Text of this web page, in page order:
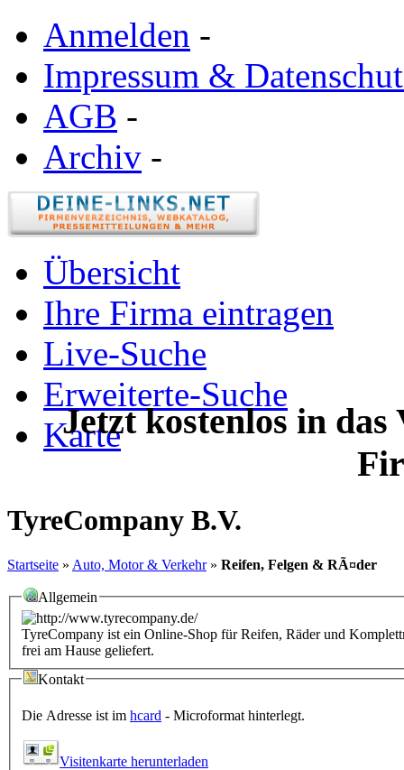
Anmelden -
Impressum &
AGB -
Archiv -
Übersicht
Ihre Firma eintragen
Live-Suche
Erweiterte-Suche
Karte
Jetzt kostenlos in
TyreCompany B.V.
Startseite » Auto, Motor & Verkehr» Reifen, Felgen & RÃ¤der
Allgemein
TyreCompany ist ein Online-Shop für Reifen, Räder und
frei am Hause geliefert.
Kontakt
Die Adresse ist im hcard - Microformat hinterlegt.
Visitenkarte herunterladen